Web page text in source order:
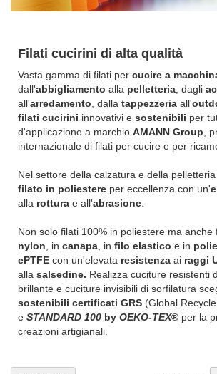
Filati cucirini di alta qualità
Vasta gamma di filati per cucire a
dall'abbigliamento alla pelletteria , dagli
all'arredamento , dalla tappezzeria all'
filati cucirini innovativi e sostenibili per
d'applicazione a marchio AMANN Group ,
internazionale di filati per cucire e per
Nel settore della calzatura e della pelletteria
filato in poliestere per eccellenza con un'
alla rottura e all'abrasione
Non solo filati 100% in poliestere ma anche
nylon , in canapa , in filo elastico e in
ePTFE con un'elevata resistenza ai raggi
alla salsedine. Realizza cuciture resistenti
brillante e cuciture invisibili di sorfilatura
sostenibili certificati GRS (Global
e STANDARD 100 by OEKO-TEX® per la
creazioni artigianali.